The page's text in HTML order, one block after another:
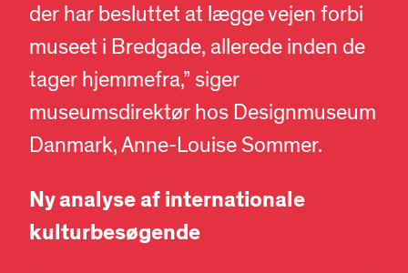
der har besluttet at lægge vejen forbi
museet i Bredgade, allerede inden de
tager hjemmefra,” siger
museumsdirektør hos Designmuseum
Danmark, Anne-Louise Sommer.
Ny analyse af internationale
kulturbesøgende